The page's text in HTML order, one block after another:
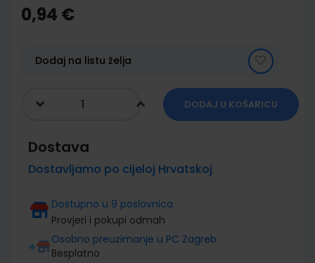
the
beginning
gallery
0,94 €
Dodaj na listu želja
DODAJ U KOŠARICU
Dostava
Dostavljamo po cijeloj Hrvatskoj
Dostupno u 9 poslovnica
Provjeri i pokupi odmah
Osobno preuzimanje u PC Zagreb
Besplatno